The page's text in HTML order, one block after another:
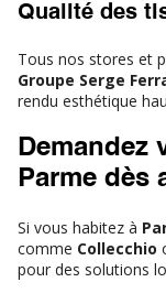
Qualité des
Tous nos stores et
Groupe Serge
rendu esthétique
Demandez
Parme dès
Si vous habitez à
comme Collecchio
pour des solutions